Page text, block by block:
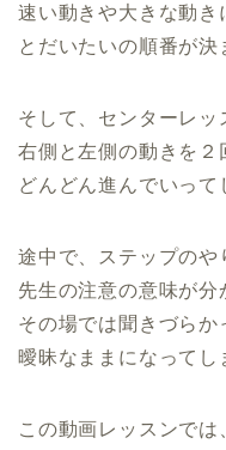
速い動きや大きな動き
とだいたいの順番が決
そして、センターレッ
右側と左側の動きを
どんどん進んでいって
途中で、ステップのや
先生の注意の意味が分
その場では聞きづらか
曖昧なままになってし
この動画レッスンでは